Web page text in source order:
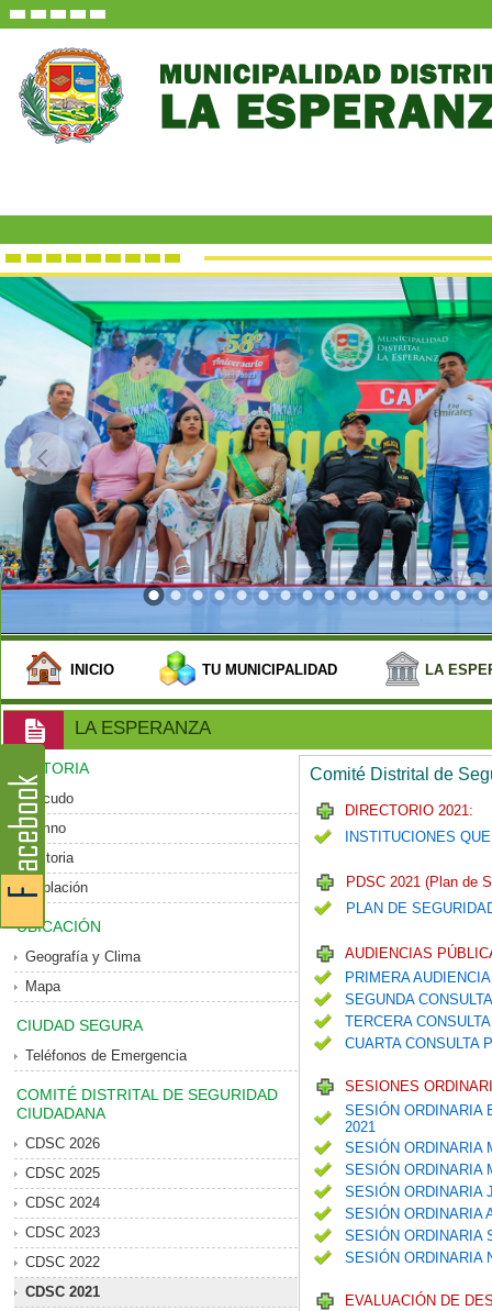
INICIO TU MUNICIPALIDAD LA
LA ESPERANZA
HISTORIA
Escudo
Himno
Historia
Población
UBICACIÓN
Geografía y Clima
Mapa
CIUDAD SEGURA
Teléfonos de Emergencia
COMITÉ DISTRITAL DE SEGURIDAD
CIUDADANA
CDSC 2026
CDSC 2025
CDSC 2024
CDSC 2023
CDSC 2022
CDSC 2021
Comité Distrital de
DIRECTORIO 2021:
INSTITUCIONES
PDSC 2021 (Plan de
PLAN DE
AUDIENCIAS
PRIMERA
SEGUNDA
TERCERA
CUARTA CONSULTA
SESIONES
SESIÓN ORDINARIA
2021
SESIÓN ORDINARIA
SESIÓN ORDINARIA
SESIÓN ORDINARIA
SESIÓN ORDINARIA
SESIÓN ORDINARIA
SESIÓN ORDINARIA
EVALUACIÓN DE